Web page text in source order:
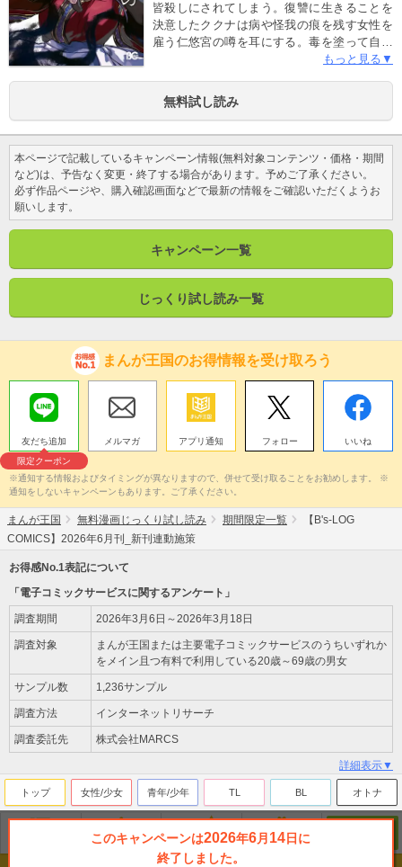
皆殺しにされてしまう。復讐に生きることを
決意したククナは病や怪我の痕を残す女性を
雇う仁悠宮の噂を耳にする。毒を塗って自ら
の目を潰し宮女として後宮に潜り込んだ。そ
族『東狩』の姫である夏麗が瑛学の弟・白悠
の側妃として囲われており…心を同じくした
がーーー
もっと見る▼
無料試し読み
本ページで記載しているキャンペーン情報(無料対象コンテンツ・価格・期間
など)は、予告なく変更・終了する場合があります。予めご了承ください。
必ず作品ページや、購入確認画面などで最新の情報をご確認いただくようお
願いします。
キャンペーン一覧
じっくり試し読み一覧
このキャンペーンは2026年6月 14日に
終了しました。
まんが王国のお得情報を受け取ろう
友だち追加
限定クーポン
メルマガ アプリ通知 フォロー いいね
※通知する情報およびタイミングが異なりますので、併せて受け取ることをお勧めします。 ※
通知をしないキャンペーンもあります。ご了承ください。
まんが王国 無料漫画じっくり試し読み 期間限定一覧
【B's-LOG
COMICS】2026年6月刊_新刊連動施策
お得感No.1表記について
「電子コミックサービスに関するアンケート」
調査期間 2026年3月6日～2026年3月18日
調査対象
まんが王国または主要電子コミックサービスのうちいずれか
をメイン且つ有料で利用している20歳～69歳の男女
サンプル数 1,236サンプル
調査方法 インターネットリサーチ
調査委託先 株式会社MARCS
詳細表示▼
トップ 女性/少女 青年/少年 TL BL オトナ
ランキング 新刊 来店ﾎﾟｲﾝﾄ